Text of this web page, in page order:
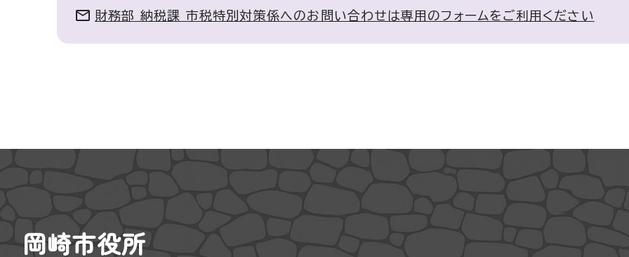
財務部 納税課 市税特別対策係へのお問い合わせは専用のフォームをご利用ください
岡崎市役所